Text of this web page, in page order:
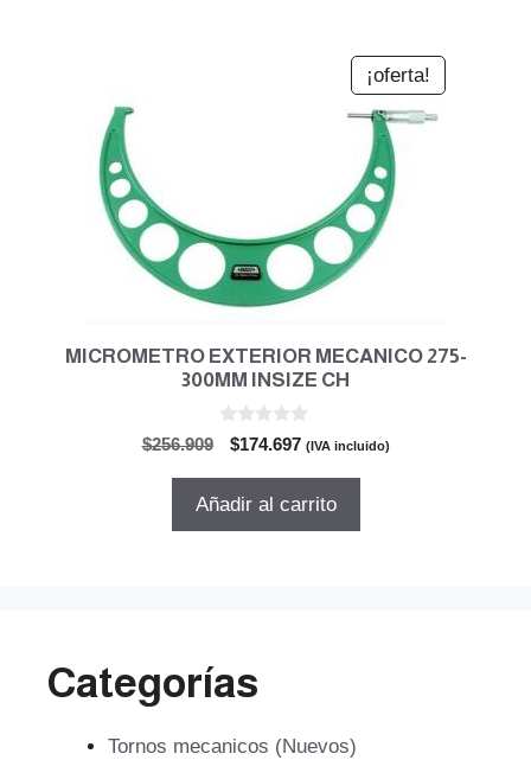
¡oferta!
MICROMETRO EXTERIOR MECANICO 275-
300MM INSIZE CH
$256.909
El
original
$174.697El
actual
(IVA incluido)
Añadir al carrito
Categorías
Tornos mecanicos (Nuevos)